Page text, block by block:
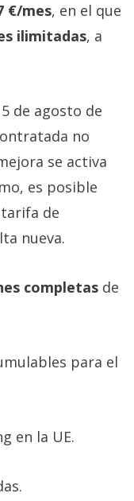
€/mes, en el que
ilimitadas, a
de agosto de
no
se activa
es posible
de
nueva.
completas de
para el
en la UE.